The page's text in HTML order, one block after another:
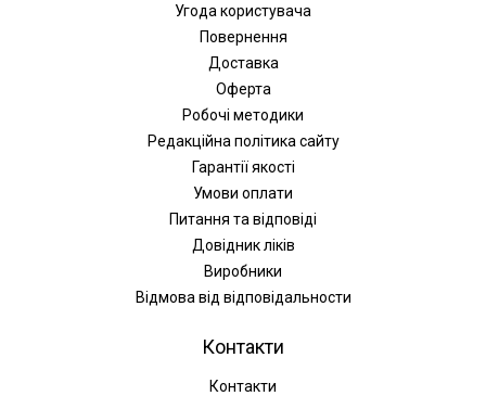
Угода користувача
Повернення
Доставка
Оферта
Робочі методики
Редакційна політика сайту
Гарантії якості
Умови оплати
Питання та відповіді
Довідник ліків
Виробники
Відмова від відповідальности
Контакти
Контакти